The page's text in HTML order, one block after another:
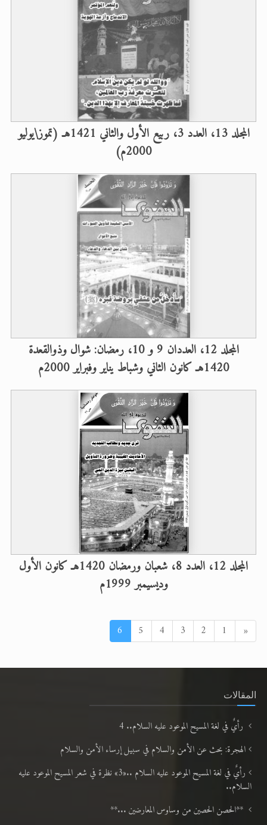
المجلد 13، العدد 3، ربيع الأول والثاني 1421هـ (تموز\يوليو
2000م)
المجلد 12، العددان 9 و 10، رمضان: شوال وذوالقعدة
1420هـ كانون الثاني وشباط يناير وفبراير 2000م
المجلد 12، العدد 8، شعبان ورمضان 1420هـ كانون الأول
وديسيمبر 1999م
« السابق1
2
3
4
5
6
المقالات
رأيٌ في لغة المسيح الموعود عليه السلام.. 4
الهجرة: بحث عن الأمن والسلام في سبيل إرساء الأمن والسلام
رأيٌ في لغة المسيح الموعود عليه السلام ..«3» نظرة في شعر المسيح الموعود عليه
السلام..
**الحصن الحصين من وساوس المعارضين ...**